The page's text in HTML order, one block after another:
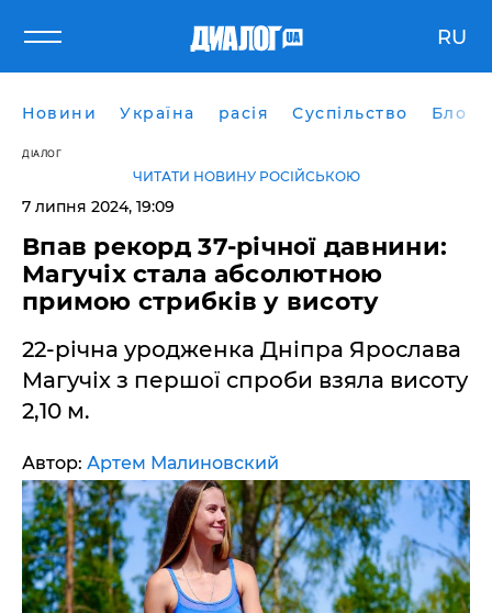
RU
Новини Україна расія Суспільство Блоги
ДІАЛОГ
ЧИТАТИ НОВИНУ РОСІЙСЬКОЮ
7 липня 2024, 19:09
Впав рекорд 37-річної давнини:
Магучіх стала абсолютною
примою стрибків у висоту
22-річна уродженка Дніпра Ярослава
Магучіх з першої спроби взяла висоту
2,10 м.
Автор: Артем Малиновский